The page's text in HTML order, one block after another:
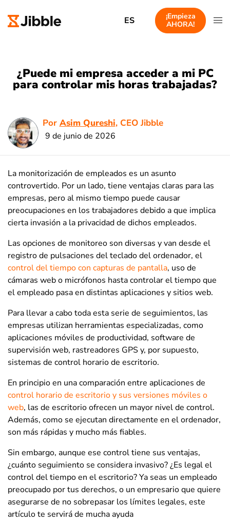
ES
¡Empieza
AHORA!
¿Puede mi empresa acceder a mi PC
para controlar mis horas trabajadas?
Por Asim Qureshi, CEO Jibble
9 de junio de 2026
La monitorización de empleados es un asunto
controvertido. Por un lado, tiene ventajas claras para las
empresas, pero al mismo tiempo puede causar
preocupaciones en los trabajadores debido a que implica
cierta invasión a la privacidad de dichos empleados.
Las opciones de monitoreo son diversas y van desde el
registro de pulsaciones del teclado del ordenador, el
control del tiempo con capturas de pantalla, uso de
cámaras web o micrófonos hasta controlar el tiempo que
el empleado pasa en distintas aplicaciones y sitios web.
Para llevar a cabo toda esta serie de seguimientos, las
empresas utilizan herramientas especializadas, como
aplicaciones móviles de productividad, software de
supervisión web, rastreadores GPS y, por supuesto,
sistemas de control horario de escritorio.
En principio en una comparación entre aplicaciones de
control horario de escritorio y sus versiones móviles o
web, las de escritorio ofrecen un mayor nivel de control.
Además, como se ejecutan directamente en el ordenador,
son más rápidas y mucho más fiables.
Sin embargo, aunque ese control tiene sus ventajas,
¿cuánto seguimiento se considera invasivo? ¿Es legal el
control del tiempo en el escritorio? Ya seas un empleado
preocupado por tus derechos, o un empresario que quiere
asegurarse de no sobrepasar los límites legales, este
artículo te servirá de mucha ayuda